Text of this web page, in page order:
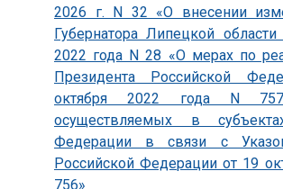
2026 г. N 32 «О внесении
Губернатора Липецкой
2022 года N 28 «О мерах по
Президента Российской
октября 2022 года N
осуществляемых в
Федерации в связи с
Российской Федерации от 19
756»